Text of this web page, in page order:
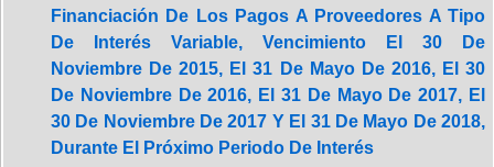
Financiación De Los Pagos A Proveedores A Tipo
De Interés Variable, Vencimiento El 30 De
Noviembre De 2015, El 31 De Mayo De 2016, El 30
De Noviembre De 2016, El 31 De Mayo De 2017, El
30 De Noviembre De 2017 Y El 31 De Mayo De 2018,
Durante El Próximo Periodo De Interés